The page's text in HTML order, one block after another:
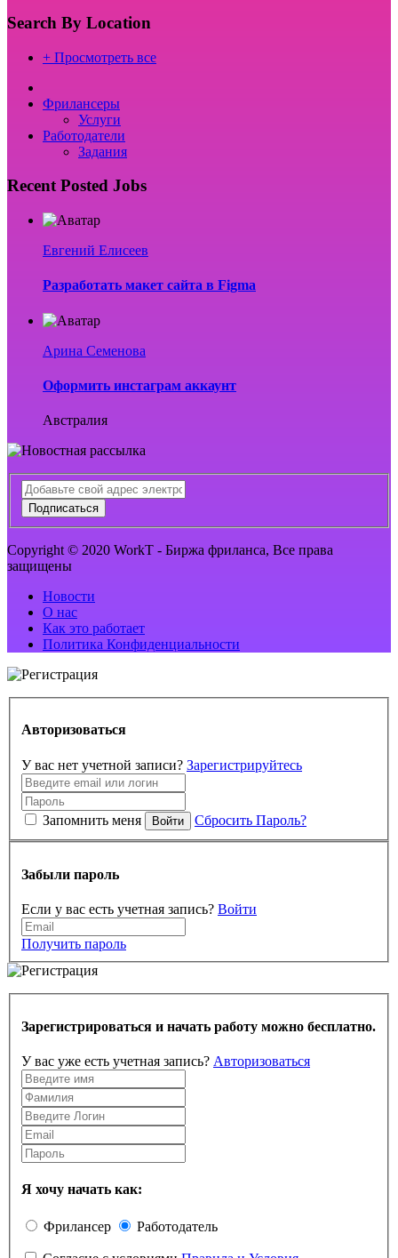
Search By Location
+ Просмотреть все
Фрилансеры
Услуги
Работодатели
Задания
Recent Posted Jobs
Евгений Елисеев
Разработать макет сайта в Figma
Арина Семенова
Оформить инстаграм аккаунт
Австралия
Подписаться
Copyright © 2020 WorkT - Биржа фриланса, Все права
защищены
Новости
О нас
Как это работает
Политика Конфиденциальности
Авторизоваться
У вас нет учетной записи? Зарегистрируйтесь
Запомнить меня Войти Сбросить Пароль?
Забыли пароль
Если у вас есть учетная запись? Войти
Получить пароль
Зарегистрироваться и начать работу можно бесплатно.
У вас уже есть учетная запись? Авторизоваться
Я хочу начать как:
Фрилансер Работодатель